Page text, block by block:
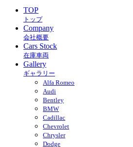
TOP
トップ
Company
会社概要
Cars Stock
在庫車両
Gallery
ギャラリー
Alfa Romeo
Audi
Bentley
BMW
Cadillac
Chevrolet
Chrysler
Dodge